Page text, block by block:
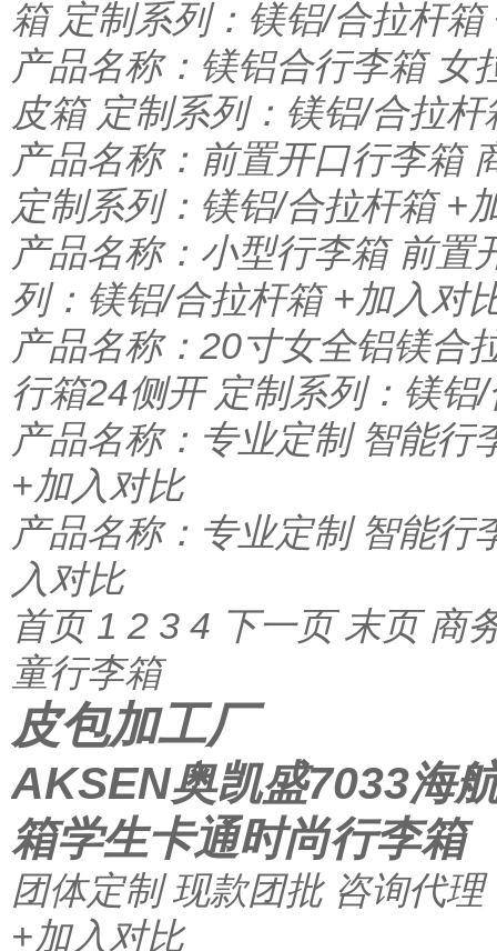
箱 定制系列：镁铝/合拉杆箱
产品名称：镁铝合行李箱 女
皮箱 定制系列：镁铝/合拉
产品名称：前置开口行李箱
定制系列：镁铝/合拉杆箱+
产品名称：小型行李箱 前置
列：镁铝/合拉杆箱+加入对
产品名称：20寸女全铝镁合
行箱24侧开 定制系列：镁
产品名称：专业定制 智能行
+加入对比
产品名称：专业定制 智能
入对比
首页 1 2 3 4 下一页 末页 商
童行李箱
皮包加工厂
AKSEN奥凯盛7033海
箱学生卡通时尚行李箱
团体定制 现款团批 咨询代理
+加入对比